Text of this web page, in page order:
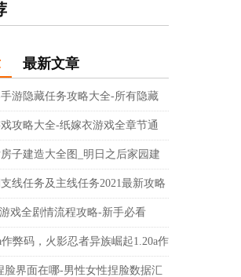
最新文章
游隐藏任务攻略大全-所有隐藏
攻略大全-纸嫁衣游戏全章节通
图]子建造大全图_明日之后家园建
线任务及主线任务2021最新攻略
戏全剧情流程攻略-新手必看
弊码，火影忍者异族崛起1.20a作
脸界面在哪-男性女性捏脸数据汇